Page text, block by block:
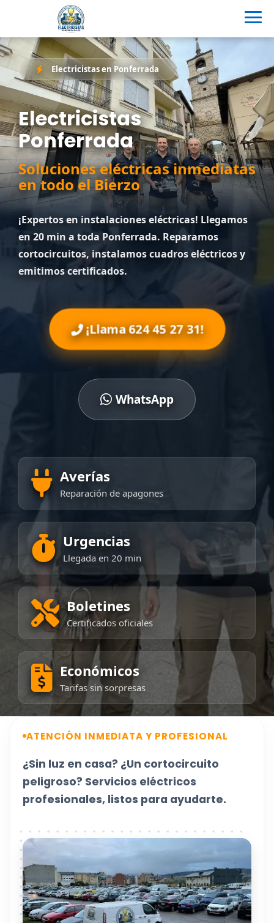
Electricistas en Ponferrada
Electricistas
Ponferrada
Soluciones eléctricas inmediatas
en todo el Bierzo
¡Expertos en instalaciones eléctricas! Llegamos
en 20 min a toda Ponferrada. Reparamos
cortocircuitos, instalamos cuadros eléctricos y
emitimos certificados.
¡Llama 624 45 27 31!
WhatsApp
Averías
Reparación de apagones
Urgencias
Llegada en 20 min
Boletines
Certificados oficiales
Económicos
Tarifas sin sorpresas
ATENCIÓN INMEDIATA Y PROFESIONAL
¿Sin luz en casa? ¿Un cortocircuito
peligroso? Servicios eléctricos
profesionales, listos para ayudarte.